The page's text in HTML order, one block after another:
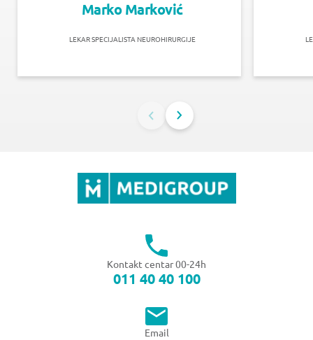
Marko Marković
LEKAR SPECIJALISTA NEUROHIRURGIJE
Kontakt centar 00-24h
011 40 40 100
Email